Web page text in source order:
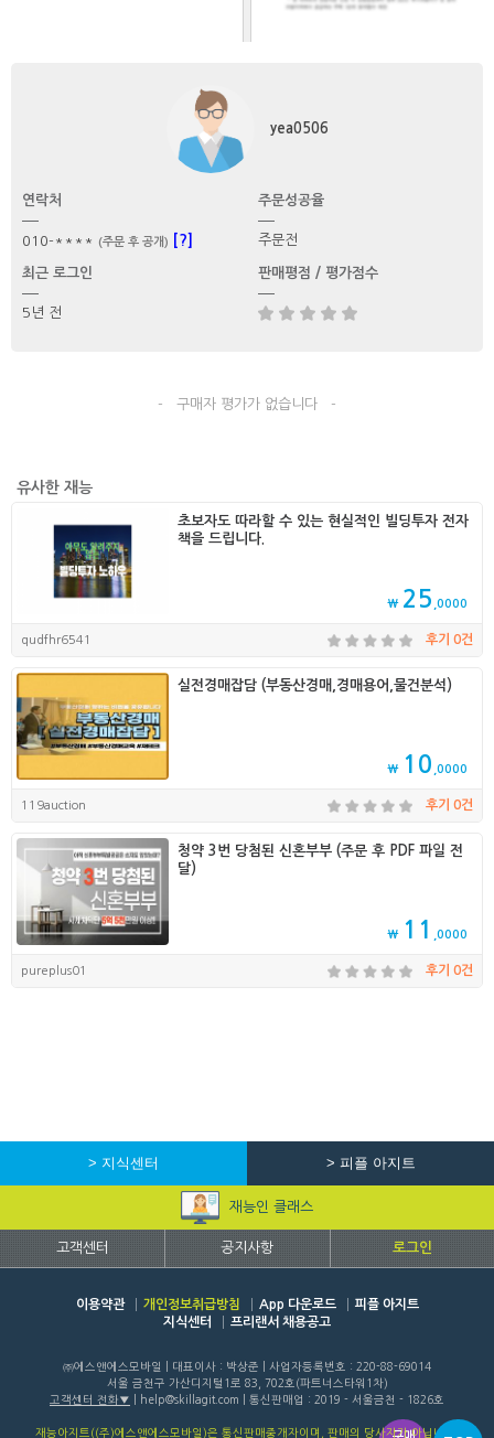
yea0506
연락처
010-**** (주문 후 공개) [?]
주문성공율
주문전
최근 로그인
5년 전
판매평점 / 평가점수
- 구매자 평가가 없습니다 -
유사한 재능
초보자도 따라할 수 있는 현실적인 빌딩투자 전자
책을 드립니다.
₩ 25 ,0000
qudfhr6541 후기 0건
실전경매잡담 (부동산경매,경매용어,물건분석)
₩ 10 ,0000
119auction 후기 0건
청약 3번 당첨된 신혼부부 (주문 후 PDF 파일 전
달)
₩ 11 ,0000
pureplus01 후기 0건
> 지식센터 > 피플 아지트
재능인 클래스
고객센터 공지사항 로그인
이용약관 개인정보취급방침 App 다운로드
피플 아지트
지식센터
프리랜서 채용공고
㈜에스앤에스모바일 | 대표이사 : 박상준 | 사업자등록번호 : 220-88-69014
서울 금천구 가산디지털1로 83, 702호(파트너스타워1차)
고객센터 전화
| help@skillagit.com | 통신판매업 : 2019 - 서울금천 - 1826호
재능아지트((주)에스앤에스모바일)은 통신판매중개자이며, 판매의 당사자가 아닙니다.